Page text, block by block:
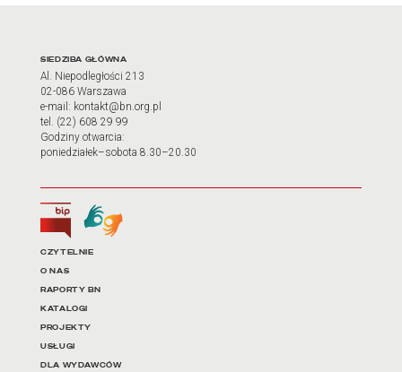
Adres oraz godziny
SIEDZIBA GŁÓWNA
Al. Niepodległości 213
02-086 Warszawa
e-mail: kontakt@bn.org.pl
tel. (22) 608 29 99
Godziny otwarcia:
poniedziałek–sobota 8.30–20.30
Biuletyn Informacji Publicznej
Tłumacz języka migowego
Linki do najważniejszych
CZYTELNIE
O NAS
RAPORTY BN
KATALOGI
PROJEKTY
USŁUGI
DLA WYDAWCÓW